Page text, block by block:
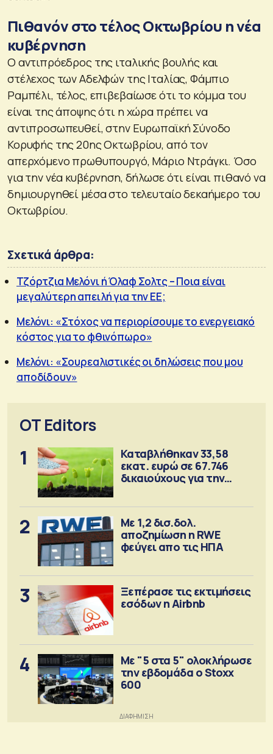
Πιθανόν στο τέλος Οκτωβρίου η νέα
κυβέρνηση
Ο αντιπρόεδρος της ιταλικής βουλής και
στέλεχος των Αδελφών της Ιταλίας, Φάμπιο
Ραμπέλι, τέλος, επιβεβαίωσε ότι το κόμμα του
είναι της άποψης ότι η χώρα πρέπει να
αντιπροσωπευθεί, στην Ευρωπαϊκή Σύνοδο
Κορυφής της 20ης Οκτωβρίου, από τον
απερχόμενο πρωθυπουργό, Μάριο Ντράγκι. Όσο
για την νέα κυβέρνηση, δήλωσε ότι είναι πιθανό να
δημιουργηθεί μέσα στο τελευταίο δεκαήμερο του
Οκτωβρίου.
Σχετικά άρθρα:
Τζόρτζια Μελόνι ή Όλαφ Σολτς – Ποια είναι
μεγαλύτερη απειλή για την ΕΕ;
Μελόνι: «Στόχος να περιορίσουμε το ενεργειακό
κόστος για το φθινόπωρο»
Μελόνι: «Σουρεαλιστικές οι δηλώσεις που μου
αποδίδουν»
OT Editors
1
Καταβλήθηκαν 33,58
εκατ. ευρώ σε 67.746
δικαιούχους για την
2
Με 1,2 δισ.δολ.
αποζημίωση η RWE
φεύγει απο τις ΗΠΑ
3
Ξεπέρασε τις εκτιμήσεις
εσόδων η Airbnb
4
Με "5 στα 5" ολοκλήρωσε
την εβδομάδα ο Stoxx
600